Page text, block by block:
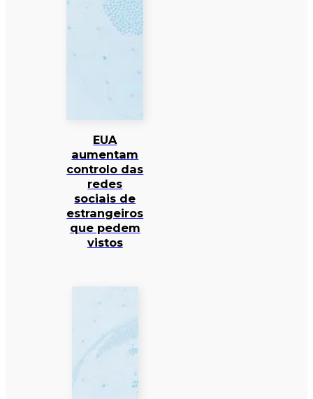
EUA
aumentam
controlo das
redes
sociais de
estrangeiros
que pedem
vistos